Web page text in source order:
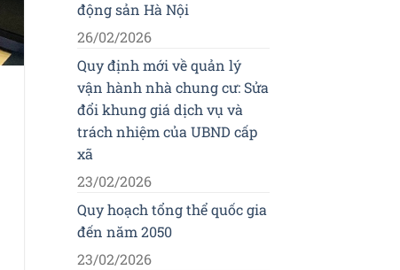
động sản Hà Nội
26/02/2026
Quy định mới về quản lý
vận hành nhà chung cư: Sửa
đổi khung giá dịch vụ và
trách nhiệm của UBND cấp
xã
23/02/2026
Quy hoạch tổng thể quốc gia
đến năm 2050
23/02/2026